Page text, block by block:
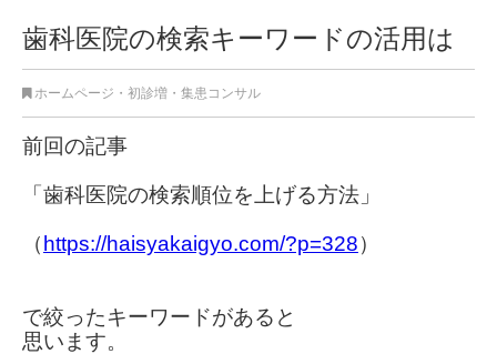
歯科医院の検索キーワードの活用は
ホームページ ・ 初診増 ・ 集患コンサル
前回の記事
「歯科医院の検索順位を上げる方法」
（ https://haisyakaigyo.com/?p=328）
で絞ったキーワードがあると
思います。